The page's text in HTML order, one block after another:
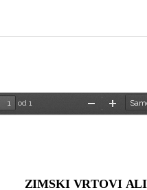
meni
od 1
PomanjšajPovečaj
ZIMSKI VRTOVI